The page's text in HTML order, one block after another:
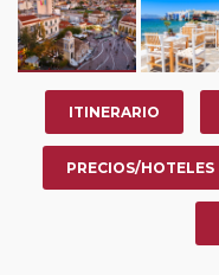
ITINERARIO
PRECIOS/HOTELES